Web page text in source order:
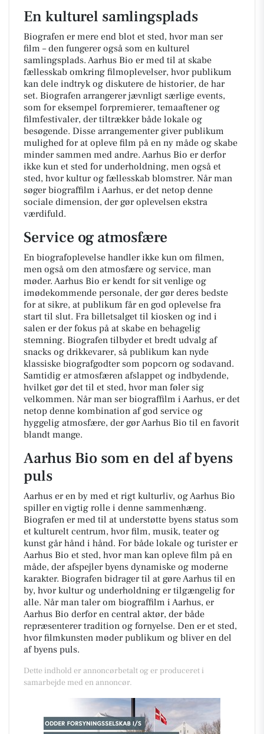
En kulturel samlingsplads
Biografen er mere end blot et sted, hvor man ser
film – den fungerer også som en kulturel
samlingsplads. Aarhus Bio er med til at skabe
fællesskab omkring filmoplevelser, hvor publikum
kan dele indtryk og diskutere de historier, de har
set. Biografen arrangerer jævnligt særlige events,
som for eksempel forpremierer, temaaftener og
filmfestivaler, der tiltrækker både lokale og
besøgende. Disse arrangementer giver publikum
mulighed for at opleve film på en ny måde og skabe
minder sammen med andre. Aarhus Bio er derfor
ikke kun et sted for underholdning, men også et
sted, hvor kultur og fællesskab blomstrer. Når man
søger biograffilm i Aarhus, er det netop denne
sociale dimension, der gør oplevelsen ekstra
værdifuld.
Service og atmosfære
En biografoplevelse handler ikke kun om filmen,
men også om den atmosfære og service, man
møder. Aarhus Bio er kendt for sit venlige og
imødekommende personale, der gør deres bedste
for at sikre, at publikum får en god oplevelse fra
start til slut. Fra billetsalget til kiosken og ind i
salen er der fokus på at skabe en behagelig
stemning. Biografen tilbyder et bredt udvalg af
snacks og drikkevarer, så publikum kan nyde
klassiske biografgodter som popcorn og sodavand.
Samtidig er atmosfæren afslappet og indbydende,
hvilket gør det til et sted, hvor man føler sig
velkommen. Når man ser biograffilm i Aarhus, er det
netop denne kombination af god service og
hyggelig atmosfære, der gør Aarhus Bio til en favorit
blandt mange.
Aarhus Bio som en del af byens
puls
Aarhus er en by med et rigt kulturliv, og Aarhus Bio
spiller en vigtig rolle i denne sammenhæng.
Biografen er med til at understøtte byens status som
et kulturelt centrum, hvor film, musik, teater og
kunst går hånd i hånd. For både lokale og turister er
Aarhus Bio et sted, hvor man kan opleve film på en
måde, der afspejler byens dynamiske og moderne
karakter. Biografen bidrager til at gøre Aarhus til en
by, hvor kultur og underholdning er tilgængelig for
alle. Når man taler om biograffilm i Aarhus, er
Aarhus Bio derfor en central aktør, der både
repræsenterer tradition og fornyelse. Den er et sted,
hvor filmkunsten møder publikum og bliver en del
af byens puls.
Dette indhold er annoncørbetalt og er produceret i
samarbejde med en annoncør.